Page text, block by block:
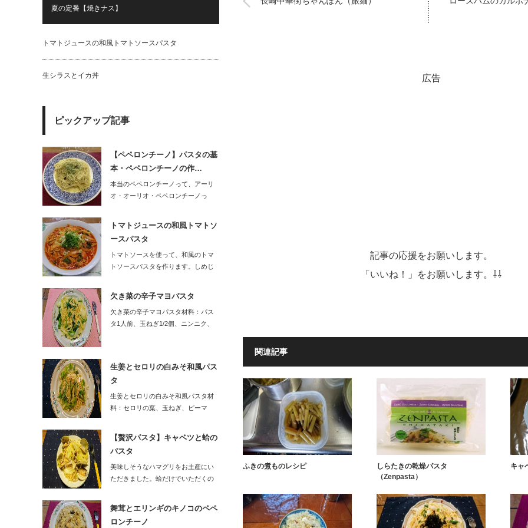
広告
記事の応援をお願いします。
「いいね！」をお願いします。⇩⇩
関連記事
ふきの煮ものレシピ
しらたきの乾燥パスタ
（Zenpasta）
キャ
夏の定番【焼きナス】
トマトジュースの和風トマトソースパスタ
生シラスとイカ丼
ピックアップ記事
【ペペロンチーノ】パスタの基
本・ペペロンチーノの作…
本当のペペロンチーノって、アーリ
オ・オーリオ・ペペロンチーノっ
トマトジュースの和風トマトソ
ースパスタ
トマトソースを使って、和風のトマ
トソースパスタを作ります。しめじ
欠き菜の辛子マヨパスタ
欠き菜の辛子マヨパスタ材料：パス
タ1人前、玉ねぎ1/2個、ニンニク、
生姜とセロリの白みそ和風パス
タ
生姜とセロリの白みそ和風パスタ材
料：セロリの葉、玉ねぎ、ピーマ
【贅沢パスタ】キャベツと蛤の
パスタ
美味しそうなハマグリをお土産にい
ただきました。蛤だけでいただくの
舞茸とエリンギのキノコのペペ
ロンチーノ